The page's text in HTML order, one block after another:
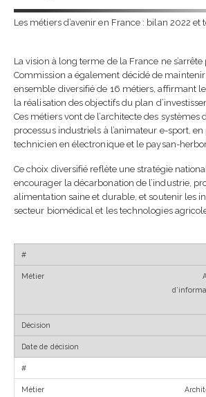
Les métiers d’avenir en France : bilan 2022 et
La vision à long terme de la France ne
Commission a également décidé de
ensemble diversifié de 16 métiers, affirmant
la réalisation des objectifs du plan
Ces métiers vont de l’architecte des systèmes
processus industriels à l’animateur e-sport,
technicien en électronique et le paysan-
Ce choix diversifié reflète une stratégie
encourager la décarbonation de l’industrie,
alimentation saine et durable, et soutenir les
secteur biomédical et les technologies